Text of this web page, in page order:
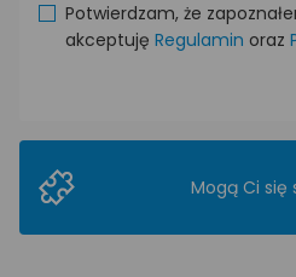
Potwierdzam, że
akceptuję Regulamin oraz
Mogą Ci się